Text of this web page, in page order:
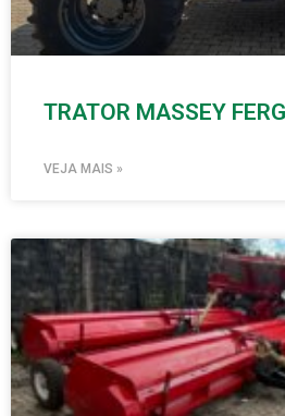
TRATOR MASSEY
VEJA MAIS »